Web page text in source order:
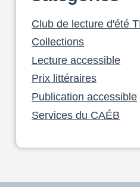
Club de lecture d'été
Collections
Lecture accessible
Prix littéraires
Publication accessible
Services du CAÉB